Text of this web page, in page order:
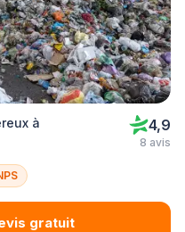
à
4,9
8 avis
gratuit